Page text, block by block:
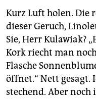
Kurz Luft holen. Die
dieser Geruch,
Sie, Herr Kulawiak?
Kork riecht man
Flasche
öffnet.“ Nett gesagt.
stechend. Aber